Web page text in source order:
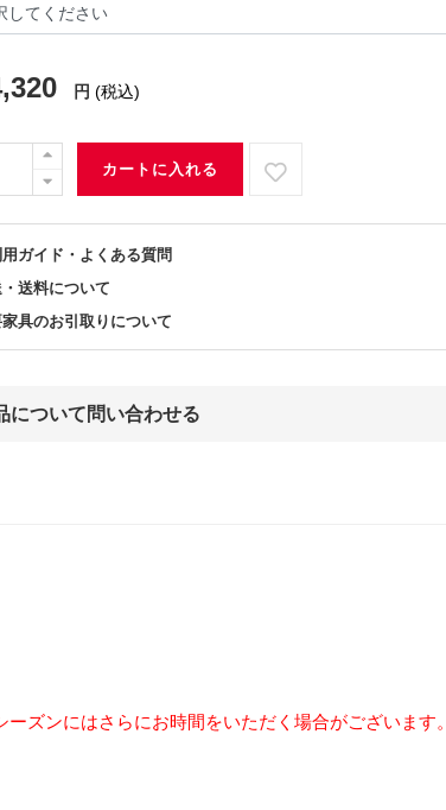
円 (税込)
カートに入れる
用ガイド・よくある質問
送料について
具のお引取りについて
について問い合わせる
ズンにはさらにお時間をいただく場合がございます。